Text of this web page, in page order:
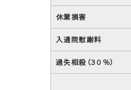
休業損害
入通院慰謝料
過失相殺（３０％）